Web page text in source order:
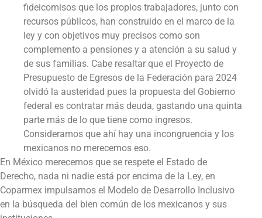
fideicomisos que los propios trabajadores, junto con
recursos públicos, han construido en el marco de la
ley y con objetivos muy precisos como son
complemento a pensiones y a atención a su salud y
de sus familias. Cabe resaltar que el Proyecto de
Presupuesto de Egresos de la Federación para 2024
olvidó la austeridad pues la propuesta del Gobierno
federal es contratar más deuda, gastando una quinta
parte más de lo que tiene como ingresos.
Consideramos que ahí hay una incongruencia y los
mexicanos no merecemos eso.
En México merecemos que se respete el Estado de
Derecho, nada ni nadie está por encima de la Ley, en
Coparmex impulsamos el Modelo de Desarrollo Inclusivo
en la búsqueda del bien común de los mexicanos y sus